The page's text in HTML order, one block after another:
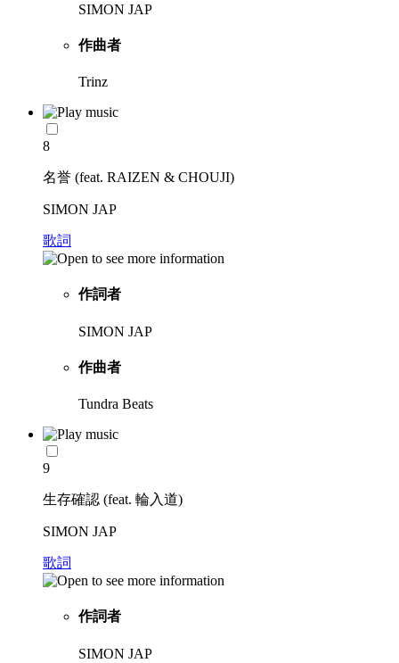
SIMON JAP
作曲者
Trinz
8
名誉 (feat. RAIZEN & CHOUJI)
SIMON JAP
歌詞
作詞者
SIMON JAP
作曲者
Tundra Beats
9
生存確認 (feat. 輪入道)
SIMON JAP
歌詞
作詞者
SIMON JAP